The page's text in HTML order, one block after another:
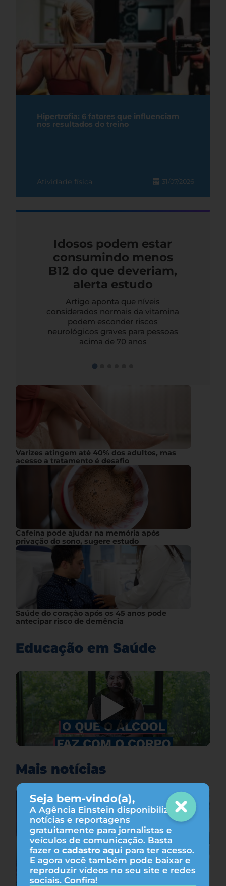
Seja bem-vindo(a),
A Agência Einstein disponibiliza
notícias e reportagens
gratuitamente para jornalistas e
veículos de comunicação. Basta
fazer o cadastro aqui para ter acesso.
E agora você também pode baixar e
reproduzir vídeos no seu site e redes
sociais. Confira!
Hipertrofia: 6 fatores que influenciam
nos resultados do treino
Atividade física 31/07/2026
Idosos podem estar
consumindo menos
B12 do que deveriam,
alerta estudo
Artigo aponta que níveis
considerados normais da vitamina
podem esconder riscos
neurológicos graves para pessoas
acima de 70 anos
Varizes atingem até 40% dos adultos, mas
acesso a tratamento é desafio
Cafeína pode ajudar na memória após
privação do sono, sugere estudo
Saúde do coração após os 45 anos pode
antecipar risco de demência
Educação em Saúde
Mais notícias